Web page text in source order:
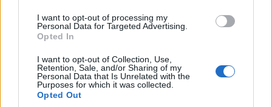
I want to opt-out of processing my
Personal Data for Targeted Advertising.
Opted In
I want to opt-out of Collection, Use,
Retention, Sale, and/or Sharing of my
Personal Data that Is Unrelated with the
Purposes for which it was collected.
Opted Out
άνοδο της θερμοκρασίας
ΑΝΗΚΕΙ ΣΤΗΝ ΚΑΤΗΓΟΡΙΑ: